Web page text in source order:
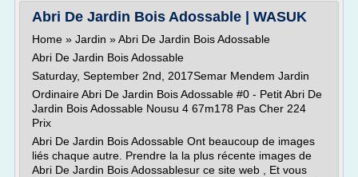
Abri De Jardin Bois Adossable | WASUK
Home » Jardin » Abri De Jardin Bois Adossable
Abri De Jardin Bois Adossable
Saturday, September 2nd, 2017Semar Mendem Jardin
Ordinaire Abri De Jardin Bois Adossable #0 - Petit Abri De
Jardin Bois Adossable Nousu 4 67m178 Pas Cher 224
Prix
Abri De Jardin Bois Adossable Ont beaucoup de images
liés chaque autre. Prendre la la plus récente images de
Abri De Jardin Bois Adossablesur ce site web , Et vous